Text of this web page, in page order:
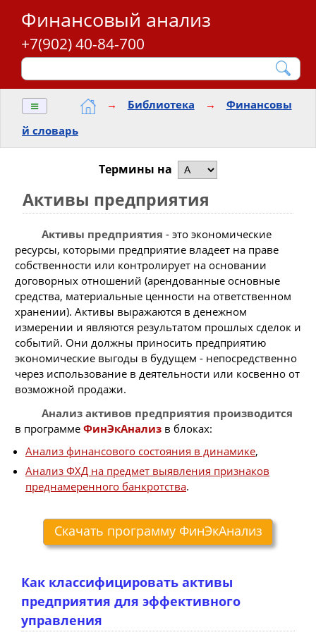
Финансовый анализ
+7(902) 40-84-700
≡ → Библиотека →
Финансовы
й словарь
Термины на
Активы предприятия
Активы предприятия - это экономические
ресурсы, которыми предприятие владеет на праве
собственности или контролирует на основании
договорных отношений (арендованные основные
средства, материальные ценности на ответственном
хранении). Активы выражаются в денежном
измерении и являются результатом прошлых сделок и
событий. Они должны приносить предприятию
экономические выгоды в будущем - непосредственно
через использование в деятельности или косвенно от
возможной продажи.
Анализ активов предприятия производится
в программе ФинЭкАнализ в блоках:
Анализ финансового состояния в динамике,
Анализ ФХД на предмет выявления признаков
преднамеренного банкротства.
Скачать программу ФинЭкАнализ
Как классифицировать активы
предприятия для эффективного
управления